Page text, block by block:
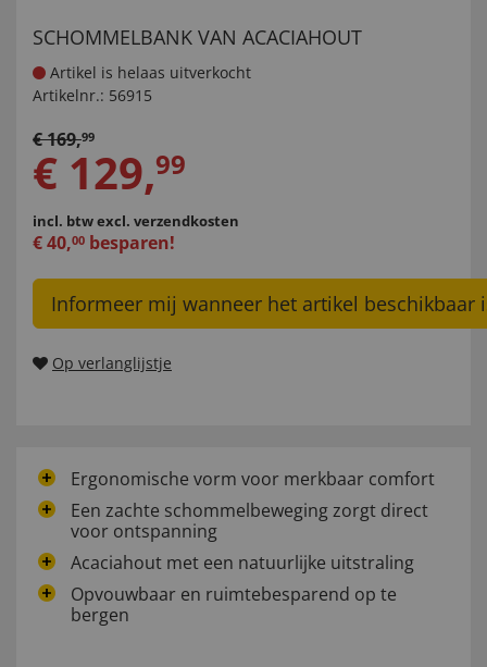
SCHOMMELBANK VAN ACACIAHOUT
Artikel is helaas uitverkocht
Artikelnr.: 56915
€169,99
€ 129,99
incl. btwexcl. verzendkosten
€40,00 besparen!
Informeer mij wanneer het artikel beschikbaar
Op verlanglijstje
Ergonomische vorm voor merkbaar comfort
Een zachte schommelbeweging zorgt direct
voor ontspanning
Acaciahout met een natuurlijke uitstraling
Opvouwbaar en ruimtebesparend op te
bergen